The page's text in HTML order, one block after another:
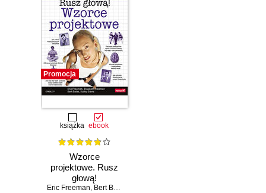
Promocja
książka ebook
Wzorce
projektowe. Rusz
głową!
Eric Freeman, Bert Bates